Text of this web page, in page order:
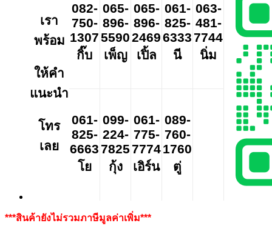
เรา
พร้อม
ให้คำ
แนะนำ
โทร
เลย
082-
750-
1307
กิ๊บ
065-
896-
5590
เพ็ญ
065-
896-
2469
เปิ้ล
061-
825-
6333
นี
063-
481-
7744
นิ่ม
061-
825-
6663
โย
099-
224-
7825
กุ้ง
061-
775-
7774
เอิร์น
089-
760-
1760
ตู่
***สินค้ายังไม่รวมภาษีมูลค่าเพิ่ม***